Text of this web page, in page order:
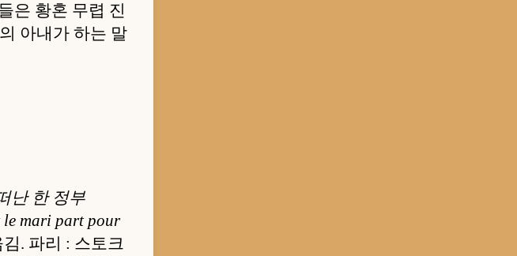
은 황혼 무렵 진
아내가 하는 말
난 한 정부
le mari part pour
. 파리 : 스토크